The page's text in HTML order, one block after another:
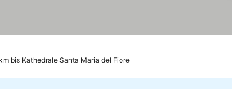
bis Kathedrale Santa Maria del Fiore